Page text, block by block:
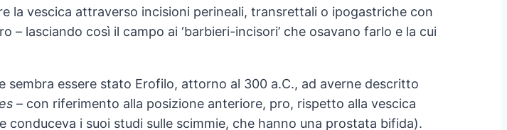
la vescica attraverso incisioni perineali, transrettali o ipogastriche con
lasciando così il campo ai ‘barbieri-incisori’ che osavano farlo e la cui
essere stato Erofilo, attorno al 300 a.C., ad averne descritto
– con riferimento alla posizione anteriore, pro, rispetto alla vescica
i suoi studi sulle scimmie, che hanno una prostata bifida).